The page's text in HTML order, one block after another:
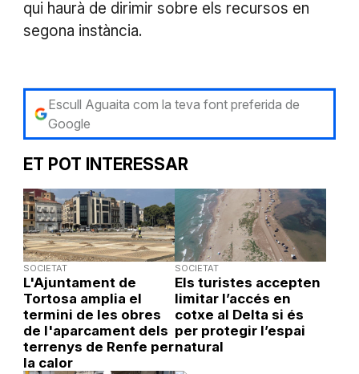
qui haurà de dirimir sobre els recursos en
segona instància.
Escull Aguaita com la teva font preferida de
Google
ET POT INTERESSAR
SOCIETAT
L'Ajuntament de
Tortosa amplia el
termini de les obres
de l'aparcament dels
terrenys de Renfe per
la calor
SOCIETAT
Els turistes accepten
limitar l’accés en
cotxe al Delta si és
per protegir l’espai
natural